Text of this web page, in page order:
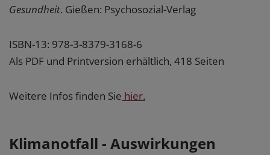
Gesundheit. Gießen: Psychosozial-Verlag
ISBN-13: 978-3-8379-3168-6
Als PDF und Printversion erhältlich, 418 Seiten
Weitere Infos finden Sie hier.
Klimanotfall - Auswirkungen